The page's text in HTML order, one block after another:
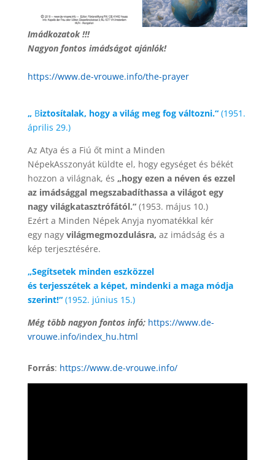
Imádkozatok !!!
Nagyon fontos imádságot ajánlók!
https://www.de-vrouwe.info/the-prayer
„Biztosítalak, hogy a világ meg fog változni.“ (1951.
április 29.)
Az Atya és a Fiú őt mint a Minden
NépekAsszonyát küldte el, hogy egységet és békét
hozzon a világnak, és „hogy ezen a néven és ezzel
az imádsággal megszabadíthassa a világot egy
nagy világkatasztrófától.“(1953. május 10.)
Ezért a Minden Népek Anyja nyomatékkal kér
egy nagy világmegmozdulásra, az imádság és a
kép terjesztésére.
„Segítsetek minden eszközzel
és terjesszétek a képet, mindenki a maga módja
szerint!“(1952. június 15.)
Még több nagyon fontos infó; https://www.de-
vrouwe.info/index_hu.html
Forrás: https://www.de-vrouwe.info/